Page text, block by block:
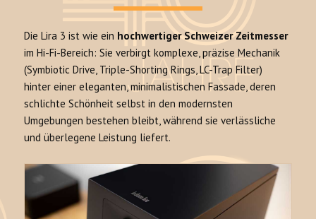
Die Lira 3 ist wie ein hochwertiger Schweizer Zeitmesser
im Hi-Fi-Bereich: Sie verbirgt komplexe, präzise Mechanik
(Symbiotic Drive, Triple-Shorting Rings, LC-Trap Filter)
hinter einer eleganten, minimalistischen Fassade, deren
schlichte Schönheit selbst in den modernsten
Umgebungen bestehen bleibt, während sie verlässliche
und überlegene Leistung liefert.